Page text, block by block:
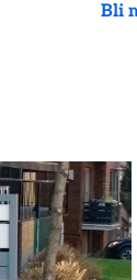
Bli